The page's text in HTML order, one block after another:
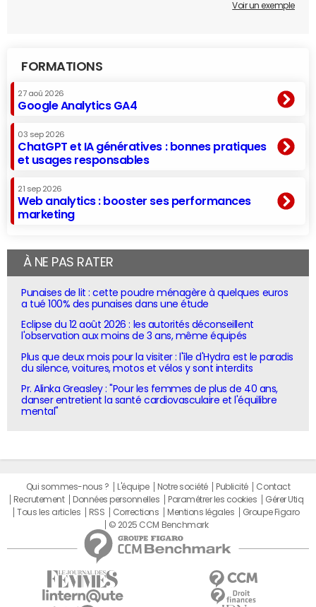
Voir un exemple
FORMATIONS
27 aoû 2026
Google Analytics GA4
03 sep 2026
ChatGPT et IA génératives : bonnes pratiques
et usages responsables
21 sep 2026
Web analytics : booster ses performances
marketing
À NE PAS RATER
Punaises de lit : cette poudre ménagère à quelques euros
a tué 100% des punaises dans une étude
Eclipse du 12 août 2026 : les autorités déconseillent
l'observation aux moins de 3 ans, même équipés
Plus que deux mois pour la visiter : l'île d'Hydra est le paradis
du silence, voitures, motos et vélos y sont interdits
Pr. Alinka Greasley : "Pour les femmes de plus de 40 ans,
danser entretient la santé cardiovasculaire et l'équilibre
mental"
Qui sommes-nous ? L'équipe Notre société Publicité
Contact
Recrutement
Données personnelles Paramétrer les cookies
Gérer Utiq
Tous les articles
RSS Corrections Mentions légales
Groupe Figaro
© 2025 CCM Benchmark